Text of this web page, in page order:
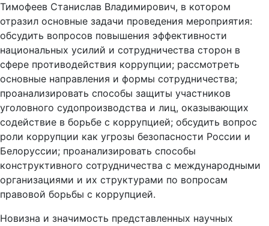
Тимофеев Станислав Владимирович, в котором
отразил основные задачи проведения мероприятия:
обсудить вопросов повышения эффективности
национальных усилий и сотрудничества сторон в
сфере противодействия коррупции; рассмотреть
основные направления и формы сотрудничества;
проанализировать способы защиты участников
уголовного судопроизводства и лиц, оказывающих
содействие в борьбе с коррупцией; обсудить вопрос
роли коррупции как угрозы безопасности России и
Белоруссии; проанализировать способы
конструктивного сотрудничества с международными
организациями и их структурами по вопросам
правовой борьбы с коррупцией.
Новизна и значимость представленных научных